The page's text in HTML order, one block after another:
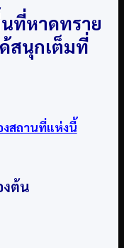
ที่หาดทราย
สนุกเต็มที่
งสถานที่แห่งนี้
ต้น